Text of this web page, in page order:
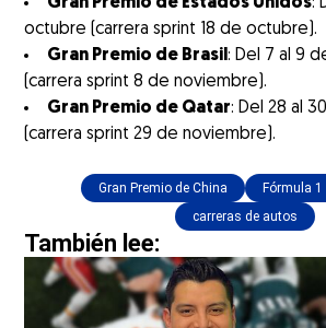
octubre (carrera sprint 18 de octubre).
Gran Premio de Brasil: Del 7 al 9
(carrera sprint 8 de noviembre).
Gran Premio de Qatar: Del 28 al
(carrera sprint 29 de noviembre).
Gran Premio de China Fórmula 1
carreras de autos
También lee: